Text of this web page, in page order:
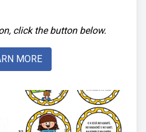
click the button below.
MORE